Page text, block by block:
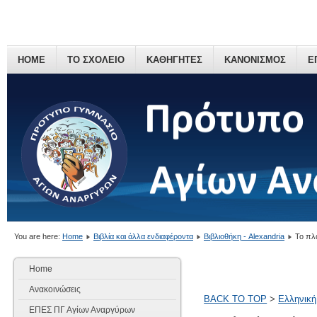
HOME ΤΟ ΣΧΟΛΕΙΟ ΚΑΘΗΓΗΤΕΣ ΚΑΝΟΝΙΣΜΟΣ
You are here: Home Βιβλία και άλλα ενδιαφέροντα Βιβλιοθήκη - Alexandria Το
Home
Ανακοινώσεις
ΕΠΕΣ ΠΓ Αγίων Αναργύρων
BACK TO TOP >